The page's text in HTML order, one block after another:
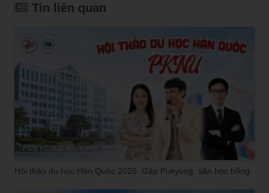
Tin liên quan
Hội thảo du học Hàn Quốc 2026: Gặp Pukyong, săn học bổng